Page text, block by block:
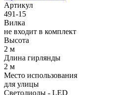
Артикул
491-15
Вилка
не входит в комплект
Высота
2 м
Длина гирлянды
2 м
Место использования
для улицы
Светодиоды - LED